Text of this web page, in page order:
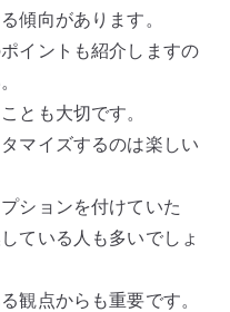
傾向があります。
イントも紹介しますの
とも大切です。
マイズするのは楽しい
ションを付けていた
ている人も多いでしょ
観点からも重要です。